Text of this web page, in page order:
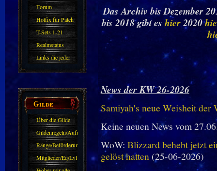
Forum
Hotfix für Patch
11.X
T-Sets 1-21
Realmstatus
Links die jeder
kennen sollte?!
Gilde
Über die Gilde
(DAW)
Gildenregeln/Aufnahme
Ränge/Beförderungen
Mitglieder/Eq/Lvl
Das Archiv bis Dezember
bis 2018 gibt es hier2020
News der KW 26-2026
Samiyah's neue Weisheit der
Keine neuen News vom
WoW: Blizzard behebt jetzt
gelöst hatten(25-06-2026)